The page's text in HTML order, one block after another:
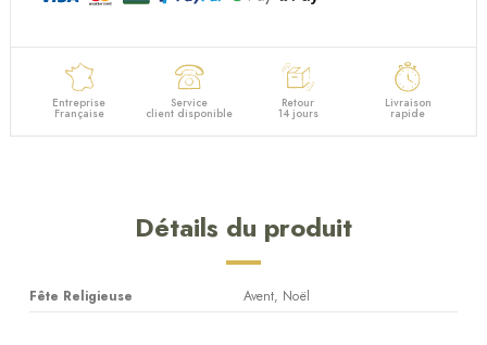
Entreprise
Française
Service
client disponible
Retour
14 jours
Livraison
rapide
Détails du produit
Fête Religieuse Avent, Noël